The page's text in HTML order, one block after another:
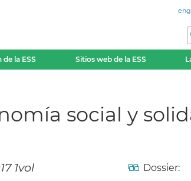
de la ESS Sitios web de la ESS
social y
1vol Dossier: